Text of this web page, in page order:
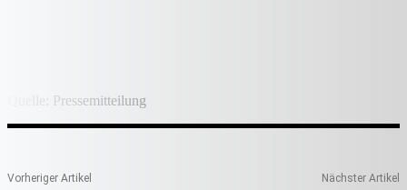
Quelle: Pressemitteilung
Vorheriger Artikel Nächster Artikel